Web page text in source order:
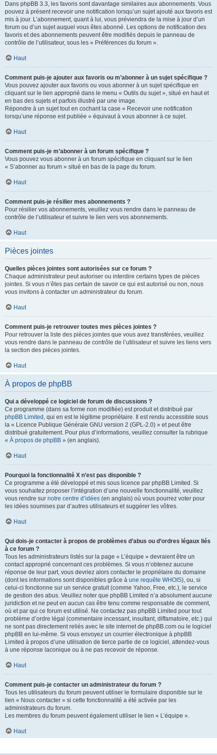
Dans phpBB 3.3, les favoris sont davantage similaires aux abonnements. Vous
pouvez à présent recevoir une notification lorsqu’un sujet ajouté aux favoris est
mis à jour. L’abonnement, quant à lui, vous préviendra de la mise à jour d’un
forum ou d’un sujet auquel vous êtes abonné. Les options de notification des
favoris et des abonnements peuvent être modifiés depuis le panneau de
contrôle de l’utilisateur, sous les « Préférences du forum ».
Haut
Comment puis-je ajouter aux favoris ou m’abonner à un sujet spécifique ?
Vous pouvez ajouter aux favoris ou vous abonner à un sujet spécifique en
cliquant sur le lien approprié dans le menu « Outils du sujet », situé en haut et
en bas des sujets et parfois illustré par une image.
Répondre à un sujet tout en cochant la case « Recevoir une notification
lorsqu’une réponse est publiée » équivaut à vous abonner à ce sujet.
Haut
Comment puis-je m’abonner à un forum spécifique ?
Vous pouvez vous abonner à un forum spécifique en cliquant sur le lien
« S’abonner au forum » situé en bas de la page du forum.
Haut
Comment puis-je résilier mes abonnements ?
Pour résilier vos abonnements, veuillez vous rendre dans le panneau de
contrôle de l’utilisateur et suivre le lien vers vos abonnements.
Haut
Pièces jointes
Quelles pièces jointes sont autorisées sur ce forum ?
Chaque administrateur peut autoriser ou interdire certains types de pièces
jointes. Si vous n’êtes pas certain de savoir ce qui est autorisé ou non, nous
vous invitons à contacter un administrateur du forum.
Haut
Comment puis-je retrouver toutes mes pièces jointes ?
Pour retrouver la liste des pièces jointes que vous avez transférées, veuillez
vous rendre dans le panneau de contrôle de l’utilisateur et suivre les liens vers
la section des pièces jointes.
Haut
À propos de phpBB
Qui a développé ce logiciel de forum de discussions ?
Ce programme (dans sa forme non modifiée) est produit et distribué par
phpBB Limited , qui en est le légitime propriétaire. Il est rendu accessible sous
la « Licence Publique Générale GNU version 2 (GPL-2.0) » et peut être
distribué gratuitement. Pour plus d’informations, veuillez consulter la rubrique
« À propos de phpBB » (en anglais).
Haut
Pourquoi la fonctionnalité X n’est pas disponible ?
Ce programme a été développé et mis sous licence par phpBB Limited. Si
vous souhaitez proposer l’intégration d’une nouvelle fonctionnalité, veuillez
vous rendre sur notre centre d’idées (en anglais) où vous pourrez voter pour
les idées soumises par d’autres utilisateurs et suggérer les vôtres.
Haut
Qui dois-je contacter à propos de problèmes d’abus ou d’ordres légaux liés
à ce forum ?
Tous les administrateurs listés sur la page « L’équipe » devraient être un
contact approprié concernant ces problèmes. Si vous n’obtenez aucune
réponse de leur part, vous devriez alors contacter le propriétaire du domaine
(dont les informations sont disponibles grâce à une requête WHOIS), ou, si
celui-ci fonctionne sur un service gratuit (comme Yahoo, Free, etc.), le service
de gestion des abus. Veuillez noter que phpBB Limited n’a absolument aucune
juridiction et ne peut en aucun cas être tenu comme responsable de comment,
où et par qui ce forum est utilisé. Ne contactez pas phpBB Limited pour tout
problème d’ordre légal (commentaire incessant, insultant, diffamatoire, etc.) qui
ne sont pas directement reliés avec le site internet de phpBB.com ou le logiciel
phpBB en lui-même. Si vous envoyez un courrier électronique à phpBB
Limited à propos d’une utilisation de tierce partie de ce logiciel, attendez-vous
à une réponse laconique ou à ne pas recevoir de réponse.
Haut
Comment puis-je contacter un administrateur du forum ?
Tous les utilisateurs du forum peuvent utiliser le formulaire disponible sur le
lien « Nous contacter » si cette fonctionnalité a été activée par les
administrateurs du forum.
Les membres du forum peuvent également utiliser le lien « L’équipe ».
Haut